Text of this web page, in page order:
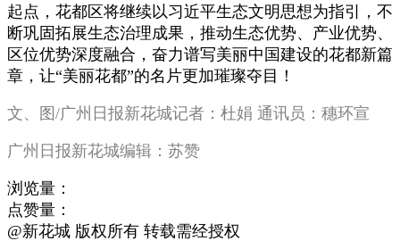
起点，花都区将继续以习近平生态文明思想为指引，不
断巩固拓展生态治理成果，推动生态优势、产业优势、
区位优势深度融合，奋力谱写美丽中国建设的花都新篇
章，让“美丽花都”的名片更加璀璨夺目！
文、图/广州日报新花城记者：杜娟 通讯员：穗环宣
广州日报新花城编辑：苏赞
浏览量：
点赞量：
@新花城 版权所有 转载需经授权